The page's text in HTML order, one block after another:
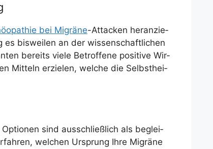
bei Migrä­ne-Atta­cken her­an­zie­
es bis­wei­len an der wis­sen­schaft­li­chen
bereits vie­le Betrof­fe­ne posi­ti­ve Wir­
Mit­teln erzie­len, wel­che die Selbst­hei­
sind aus­schließ­lich als beglei­
wel­chen Ursprung Ihre Migrä­ne